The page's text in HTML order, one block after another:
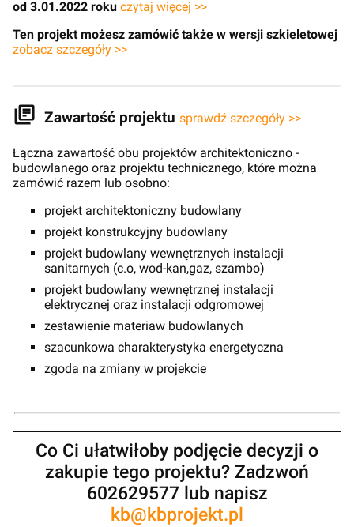
od 3.01.2022 roku czytaj więcej >>
Ten projekt możesz zamówić także w wersji szkieletowej
zobacz szczegóły >>
Zawartość projektu sprawdź szczegóły >>
Łączna zawartość obu projektów architektoniczno -
budowlanego oraz projektu technicznego, które można
zamówić razem lub osobno:
projekt architektoniczny budowlany
projekt konstrukcyjny budowlany
projekt budowlany wewnętrznych instalacji
sanitarnych (c.o, wod-kan,gaz, szambo)
projekt budowlany wewnętrznej instalacji
elektrycznej oraz instalacji odgromowej
zestawienie materiaw budowlanych
szacunkowa charakterystyka energetyczna
zgoda na zmiany w projekcie
Co Ci ułatwiłoby podjęcie decyzji o
zakupie tego projektu? Zadzwoń
602629577 lub napisz
kb@kbprojekt.pl